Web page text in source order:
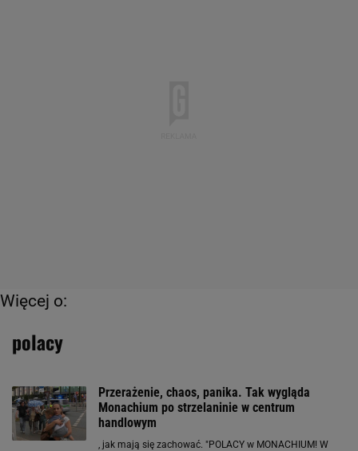
Więcej o:
polacy
Przerażenie, chaos, panika. Tak wygląda
Monachium po strzelaninie w centrum
handlowym
, jak mają się zachować. "POLACY w MONACHIUM! W